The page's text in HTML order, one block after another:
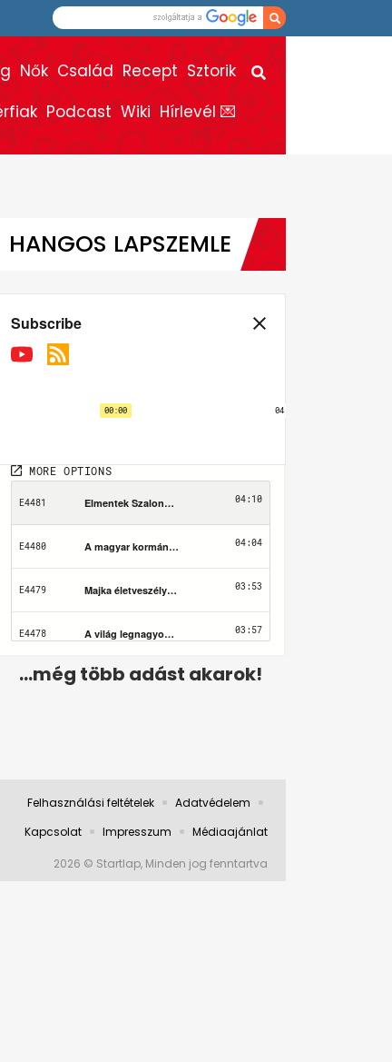
Nők Család Recept Sztorik
Podcast Wiki Hírlevél 💌
HANGOS LAPSZEMLE
...még több adást akarok!
Felhasználási feltételek
Adatvédelem
Kapcsolat
Impresszum Médiaajánlat
2026 © Startlap, Minden jog fenntartva